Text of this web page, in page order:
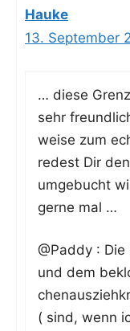
Hauke
13. September
… die­se
sehr
wei­se zum
redest Dir
umge­bucht
ger­ne mal …
@Paddy :
und dem
( sind, wenn